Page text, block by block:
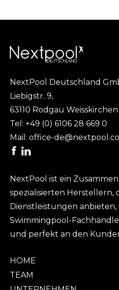
NextPool Deutschland
Liebigstr. 9,
63110 Rodgau Weisskirchen
Tel: +49 (0) 6106 28 669 0
Mail: office-
NextPool ist ein
spezialisierten Herstellern,
Dienstleistungen
Swimmingpool-
und perfekt an den
HOME
TEAM